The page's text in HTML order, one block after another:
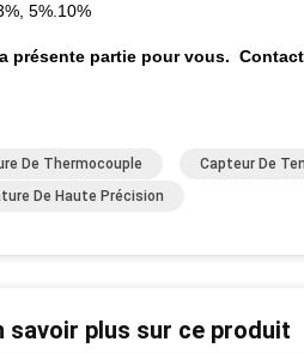
5%.10%
présente partie pour vous.
De Thermocouple
Capteur De
De Haute Précision
savoir plus sur ce produit